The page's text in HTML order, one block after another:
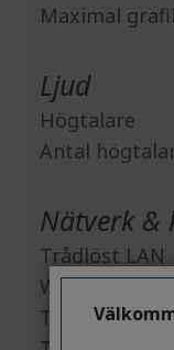
Maximal
Ljud
Högtalare
Antal
Nätverk &
Trådlöst LAN
WLAN-
Trådlös